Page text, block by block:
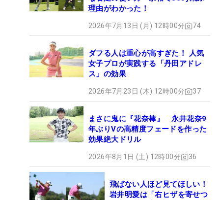
理由がわかった！
2026年7月13日 (月) 12時00分 74
ダフる人は重心が高すぎた！ 人気
女子プロが実践する「丹田アドレ
ス」の効果
2026年7月23日 (木) 12時00分 37
まさに鬼に『花奈棒』 永井花奈9
年ぶりVの高精度フェードを作った
効果絶大ドリル
2026年8月1日 (土) 12時00分 36
飛ばない人ほど見てほしい！
岩井明愛は「右ヒザを寄せつ